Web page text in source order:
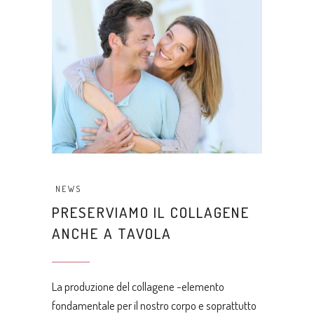
NEWS
PRESERVIAMO IL COLLAGENE
ANCHE A TAVOLA
La produzione del collagene -elemento
fondamentale per il nostro corpo e soprattutto